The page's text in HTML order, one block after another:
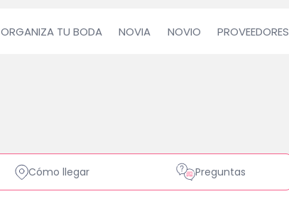
ORGANIZA TU BODA NOVIA NOVIO PROVEEDORES
Cómo llegar Preguntas